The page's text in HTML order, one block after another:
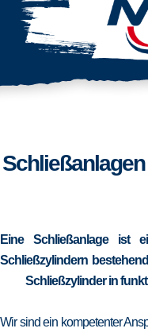
Eine Schließanlage ist
Schließzylindern
Schließzylinder in
Wir sind ein kompetenter